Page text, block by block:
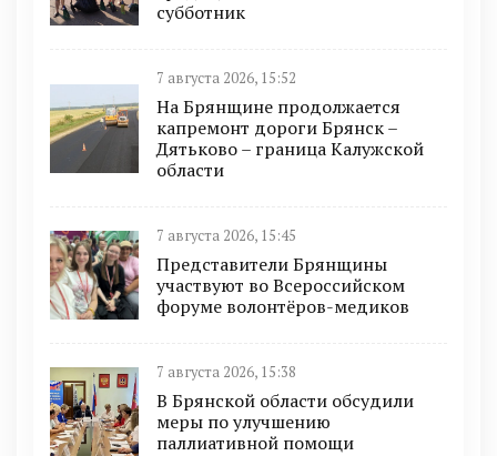
субботник
7 августа 2026, 15:52
На Брянщине продолжается
капремонт дороги Брянск –
Дятьково – граница Калужской
области
7 августа 2026, 15:45
Представители Брянщины
участвуют во Всероссийском
форуме волонтёров-медиков
7 августа 2026, 15:38
В Брянской области обсудили
меры по улучшению
паллиативной помощи